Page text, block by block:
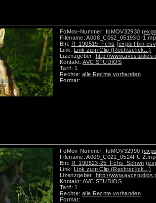
FoMov-Nummer: foMOV32930
Filename: A008_C052_05193G-
Bin: R_190519_Fchs (export bin
Link: Link zum Clip (Rechtsclick...)
Lizenzgeber: http://
Kontakt:AVC STUDIOS
Tarif: 1
Rechte: alle Rechte vorhanden
Format:
FoMov-Nummer: foMOV32990
Filename: A009_C021_0524FU
Bin: R_190523-25_Fchs_Schwn
Link: Link zum Clip (Rechtsclick...)
Lizenzgeber: http://
Kontakt:AVC STUDIOS
Tarif: 1
Rechte: alle Rechte vorhanden
Format: